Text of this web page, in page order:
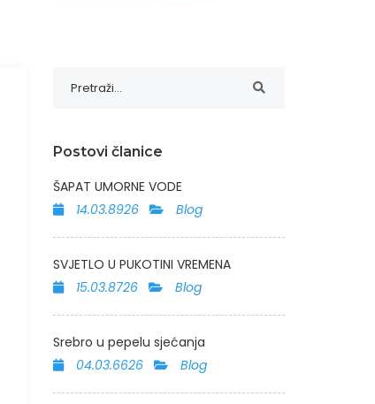
Postovi članice
ŠAPAT UMORNE VODE
14.03.8926
Blog
SVJETLO U PUKOTINI VREMENA
15.03.8726
Blog
Srebro u pepelu sjećanja
04.03.6626
Blog